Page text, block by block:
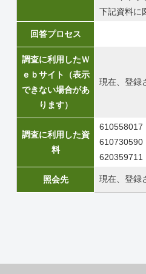
下記資料に
回答プロセス
調査に利用したＷ
ｅｂサイト（表示
できない場合があ
ります）
現在、登録
調査に利用した資
料
610558017
610730590
620359711
照会先 現在、登録